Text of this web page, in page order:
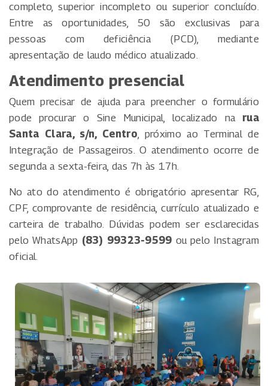
completo, superior incompleto ou superior concluído.
Entre as oportunidades, 50 são exclusivas para
pessoas com deficiência (PCD), mediante
apresentação de laudo médico atualizado.
Atendimento presencial
Quem precisar de ajuda para preencher o formulário
pode procurar o Sine Municipal, localizado na rua
Santa Clara, s/n, Centro, próximo ao Terminal de
Integração de Passageiros. O atendimento ocorre de
segunda a sexta-feira, das 7h às 17h.
No ato do atendimento é obrigatório apresentar RG,
CPF, comprovante de residência, currículo atualizado e
carteira de trabalho. Dúvidas podem ser esclarecidas
pelo WhatsApp (83) 99323-9599 ou pelo Instagram
oficial.